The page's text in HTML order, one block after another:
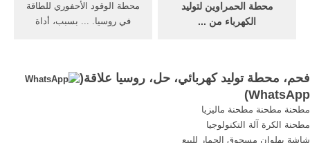
محطة الوقود الأحفوري للطاقة
في روسيا. ... بسبب، أداة
معروفة، فحم، محطة توليد
محطة الحمراوين لتوليد
الكهرباء من ...
الفحم على ساحل البحر الأحمر،
التى تعد الأولى فى مصر والأكبر
والأحدث على مستوى الشرق
الأوسط، فى 10 معلومات
فحم، محطة توليد كهربائي، حل، روسيا علاقة(
WhatsApp
)
مطحنة مطحنة مطحنة ماليزيا
مطحنة الكرة آلة التكنولوجيا
شاشة بهلوان مسحوق الحمار للبيع